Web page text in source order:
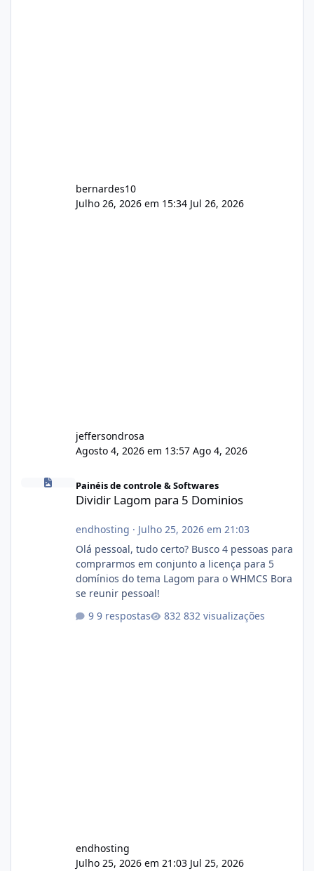
bernardes10
Julho 26, 2026 em 15:34 Jul 26, 2026
jeffersondrosa
Agosto 4, 2026 em 13:57 Ago 4, 2026
Dividir Lagom para 5 Dominios
Painéis de controle & Softwares
Dividir Lagom para 5 Dominios
endhosting · Julho 25, 2026 em 21:03
Olá pessoal, tudo certo? Busco 4 pessoas para
comprarmos em conjunto a licença para 5
domínios do tema Lagom para o WHMCS Bora
se reunir pessoal!
9 respostas
832 visualizações
endhosting
Julho 25, 2026 em 21:03 Jul 25, 2026